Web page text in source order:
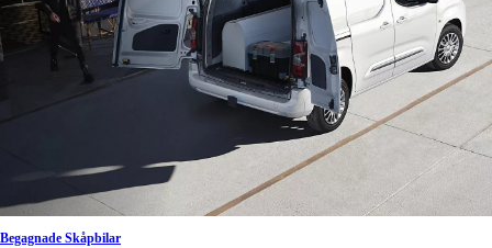
Begagnade Skåpbilar